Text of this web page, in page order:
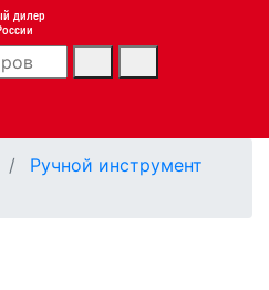
дилер
Ручной инструмент